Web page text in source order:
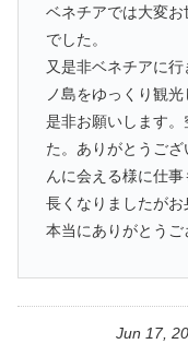
ベネチアでは大変
でした。
又是非ベネチアに
ノ島をゆっくり観
是非お願いします
た。ありがとうご
んに会える様に仕事
長くなりましたが
本当にありがとうご
Jun 17,